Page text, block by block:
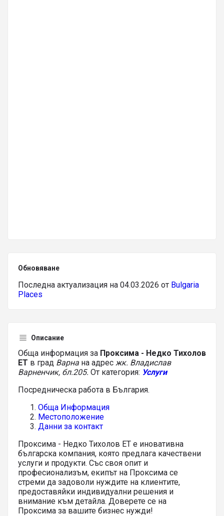
Обновяване
Последна актуализация на 04.03.2026 от Bulgaria
Places
Описание
Обща информация за Проксима - Недко Тихолов
ЕТ в град Варна на адрес жк. Владислав
Варненчик, бл.205. От категория: Услуги
Посредническа работа в България.
Обща Информация
Местоположение
Данни за контакт
Проксима - Недко Тихолов ЕТ е иновативна
българска компания, която предлага качествени
услуги и продукти. Със своя опит и
професионализъм, екипът на Проксима се
стреми да задоволи нуждите на клиентите,
предоставяйки индивидуални решения и
внимание към детайла. Доверете се на
Проксима за вашите бизнес нужди!